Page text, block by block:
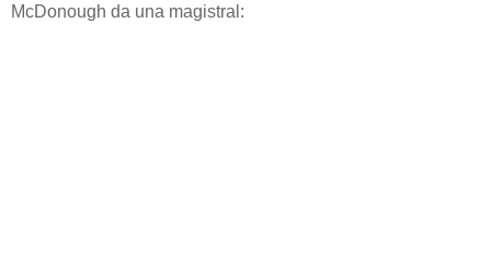
McDonough da una magistral: